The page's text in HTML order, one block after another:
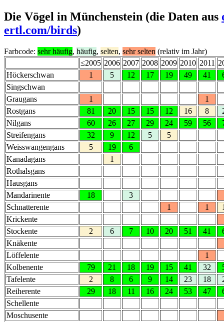
Die Vögel in Münchenstein (die Daten aus
ertl.com/birds)
Farbcode: sehr häufig, häufig, selten, sehr selten (relativ im Jahr)
≤2005 2006 2007 2008 2009 2010 2011
Höckerschwan
1 5 12 17 19 49 41
Singschwan
Graugans
1
1
Rostgans
81 20 15 15 12 16 8
Nilgans
60 26 27 29 24 59 56
Streifengans
32 9 12 5
5
Weisswangengans
5 19
6
Kanadagans
1
Rothalsgans
Hausgans
Mandarinente
18
3
Schnatterente
1 1
Krickente
Stockente
2 6 7 10 20 51 41
Knäkente
Löffelente
1
Kolbenente
79 21 18 19 15 41 32
Tafelente
2 8 6 9 14 23 18
Reiherente
29 18 11 16 24 53 47
Schellente
Moschusente